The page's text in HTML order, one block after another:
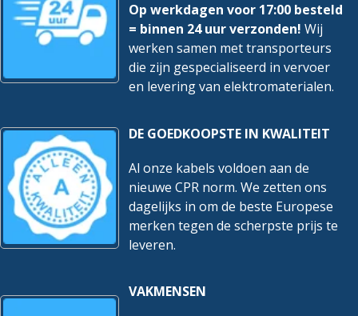
Op werkdagen voor 17:00 besteld
= binnen 24 uur verzonden! Wij
werken samen met transporteurs
die zijn gespecialiseerd in vervoer
en levering van elektromaterialen.
DE GOEDKOOPSTE IN KWALITEIT
Al onze kabels voldoen aan de
nieuwe CPR norm. We zetten ons
dagelijks in om de beste Europese
merken tegen de scherpste prijs te
leveren.
VAKMENSEN